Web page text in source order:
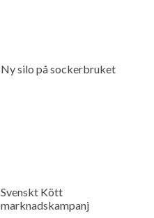
Ny silo på sockerbruket
Svenskt Kött
marknadskampanj